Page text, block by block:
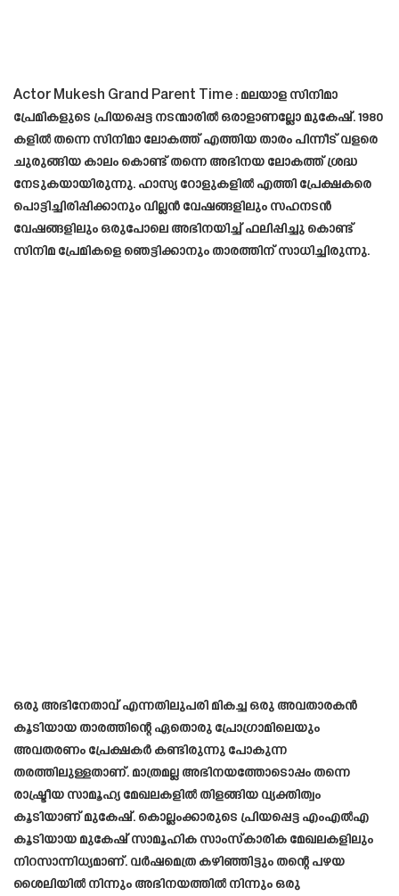
Actor Mukesh Grand Parent Time : മലയാള സിനിമാ
പ്രേമികളുടെ പ്രിയപ്പെട്ട നടന്മാരിൽ ഒരാളാണല്ലോ മുകേഷ്. 1980
കളിൽ തന്നെ സിനിമാ ലോകത്ത് എത്തിയ താരം പിന്നീട് വളരെ
ചുരുങ്ങിയ കാലം കൊണ്ട് തന്നെ അഭിനയ ലോകത്ത് ശ്രദ്ധ
നേടുകയായിരുന്നു. ഹാസ്യ റോളുകളിൽ എത്തി പ്രേക്ഷകരെ
പൊട്ടിച്ചിരിപ്പിക്കാനും വില്ലൻ വേഷങ്ങളിലും സഹനടൻ
വേഷങ്ങളിലും ഒരുപോലെ അഭിനയിച്ച് ഫലിപ്പിച്ചു കൊണ്ട്
സിനിമ പ്രേമികളെ ഞെട്ടിക്കാനും താരത്തിന് സാധിച്ചിരുന്നു.
ഒരു അഭിനേതാവ് എന്നതിലുപരി മികച്ച ഒരു അവതാരകൻ
കൂടിയായ താരത്തിന്റെ ഏതൊരു പ്രോഗ്രാമിലെയും
അവതരണം പ്രേക്ഷകർ കണ്ടിരുന്നു പോകുന്ന
തരത്തിലുള്ളതാണ്. മാത്രമല്ല അഭിനയത്തോടൊപ്പം തന്നെ
രാഷ്ട്രീയ സാമൂഹ്യ മേഖലകളിൽ തിളങ്ങിയ വ്യക്തിത്വം
കൂടിയാണ് മുകേഷ്. കൊല്ലംക്കാരുടെ പ്രിയപ്പെട്ട എംഎൽഎ
കൂടിയായ മുകേഷ് സാമൂഹിക സാംസ്കാരിക മേഖലകളിലും
നിറസാന്നിധ്യമാണ്. വർഷമെത്ര കഴിഞ്ഞിട്ടും തന്റെ പഴയ
ശൈലിയിൽ നിന്നും അഭിനയത്തിൽ നിന്നും ഒരു